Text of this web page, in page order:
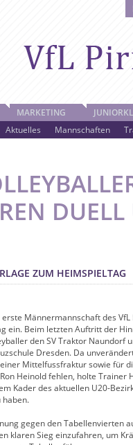
Aktuelles Mannschaften
MARKETING
ZUM HEIMSPIELTAG
Männermannschaft des
ein. Beim letzten Auftritt der
den SV Traktor Naundorf
Dresden. Da
Mittelfussfraktur sowie für
Heinold fehlen, holte Trainer
Kader des aktuellen U20-
haben.
gegen den Tabellenvierten
klaren Sieg einzufahren, um